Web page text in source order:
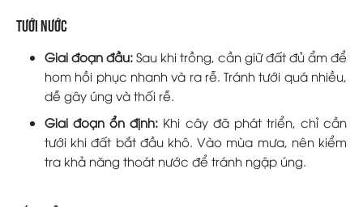
Tưới nước
Giai đoạn đầu: Sau khi trồng, cần giữ đất đủ ẩm để
hom hồi phục nhanh và ra rễ. Tránh tưới quá nhiều,
dễ gây úng và thối rễ.
Giai đoạn ổn định: Khi cây đã phát triển, chỉ cần
tưới khi đất bắt đầu khô. Vào mùa mưa, nên kiểm
tra khả năng thoát nước để tránh ngập úng.